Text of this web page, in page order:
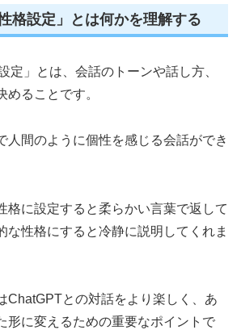
格設定」とは何かを理解する
定」とは、会話のトーンや話し方、
めることです。
人間のように個性を感じる会話ができ
格に設定すると柔らかい言葉で返して
な性格にすると冷静に説明してくれま
ChatGPTとの対話をより楽しく、あ
形に変えるための重要なポイントで